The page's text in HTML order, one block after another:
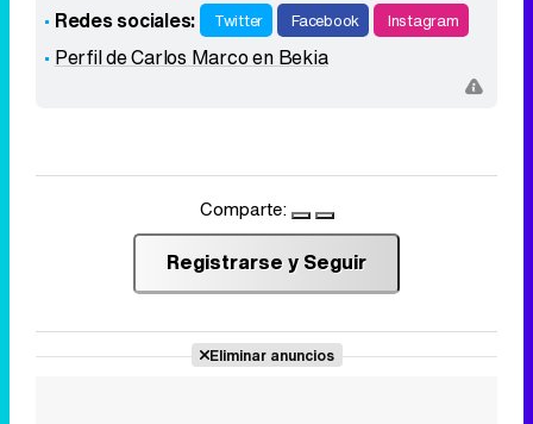
Redes sociales:
Twitter Facebook Instagram
Perfil de Carlos Marco en Bekia
Comparte:
Registrarse y Seguir
Eliminar anuncios